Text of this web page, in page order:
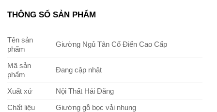
THÔNG SỐ SẢN PHẨM
Tên sản
phẩm
Giường Ngủ Tân Cổ Điển Cao Cấp
Mã sản
phẩm
Đang cập nhật
Xuất xứ
Nội Thất Hải Đăng
Chất liệu
Giường gỗ bọc vải nhung